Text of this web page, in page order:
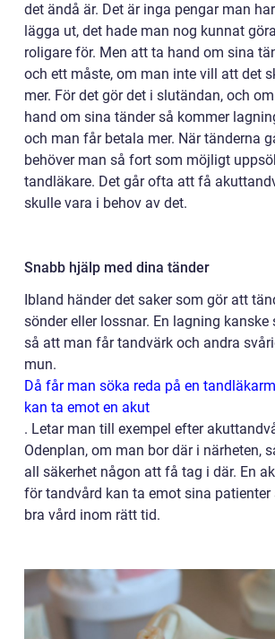
det ändå är. Det är inga pengar man
lägga ut, det hade man nog kunnat
roligare för. Men att ta hand om sina
och ett måste, om man inte vill att det
mer. För det gör det i slutändan, och
hand om sina tänder så kommer
och man får betala mer. När tänderna
behöver man så fort som möjligt
tandläkare. Det går ofta att få
skulle vara i behov av det.
Snabb hjälp med dina tänder
Ibland händer det saker som gör att
sönder eller lossnar. En lagning kanske
så att man får tandvärk och andra
mun.
Då får man söka reda på en
kan ta emot en akut
. Letar man till exempel efter
Odenplan, om man bor där i närheten,
all säkerhet någon att få tag i där. En
för tandvård kan ta emot sina patienter
bra vård inom rätt tid.